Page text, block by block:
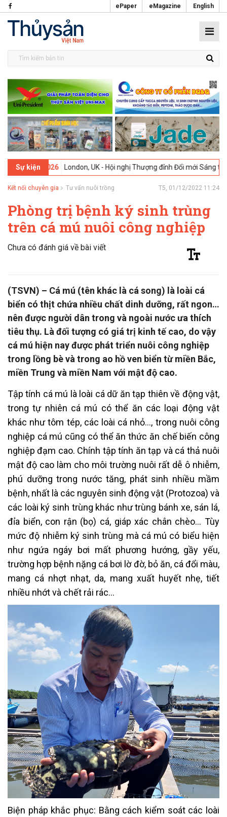
ePaper eMagazine English
Sự kiện
2026 London, UK - Hội nghị Thượng đỉnh Đổi mới Sáng tạo trong
Kết nối chuyên gia Tư vấn nuôi trồng T5, 01/12/2022 11:24
Phòng trị bệnh ký sinh trùng
trên cá mú nuôi công nghiệp
Chưa có đánh giá về bài viết
(TSVN) – Cá mú (tên khác là cá song) là loài cá
biển có thịt chứa nhiều chất dinh dưỡng, rất ngon…
nên được người dân trong và ngoài nước ưa thích
tiêu thụ. Là đối tượng có giá trị kinh tế cao, do vậy
cá mú hiện nay được phát triển nuôi công nghiệp
trong lồng bè và trong ao hồ ven biển từ miền Bắc,
miền Trung và miền Nam với mật độ cao.
Tập tính cá mú là loài cá dữ ăn tạp thiên về động vật,
trong tự nhiên cá mú có thể ăn các loại động vật
khác như tôm tép, các loài cá nhỏ…, trong nuôi công
nghiệp cá mú cũng có thể ăn thức ăn chế biến công
nghiệp đạm cao. Chính tập tính ăn tạp và cá thả nuôi
mật độ cao làm cho môi trường nuôi rất dễ ô nhiễm,
phú dưỡng trong nước tăng, phát sinh nhiều mầm
bệnh, nhất là các nguyên sinh động vật (Protozoa) và
các loài ký sinh trùng khác như trùng bánh xe, sán lá,
đỉa biển, con rận (bọ) cá, giáp xác chân chèo… Tùy
mức độ nhiễm ký sinh trùng mà cá mú có biểu hiện
như ngứa ngáy bơi mất phương hướng, gầy yếu,
trường hợp bệnh nặng cá bơi lờ đờ, bỏ ăn, cá đổi màu,
mang cá nhợt nhạt, da, mang xuất huyết nhẹ, tiết
nhiều nhớt và chết rải rác…
Biện pháp khắc phục: Bằng cách kiểm soát các loài